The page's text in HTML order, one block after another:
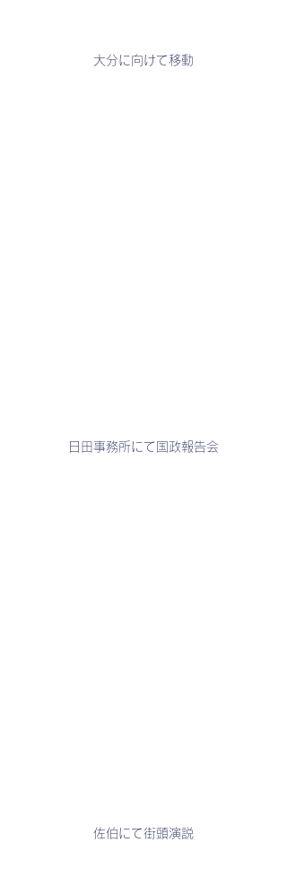
大分に向けて移動
日田事務所にて国政報告会
佐伯にて街頭演説